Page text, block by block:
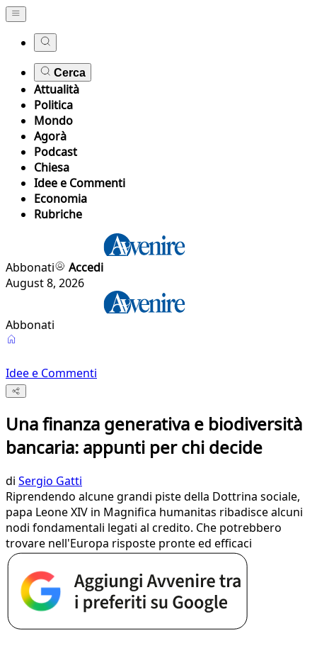
Cerca
Attualità
Politica
Mondo
Agorà
Podcast
Chiesa
Idee e Commenti
Economia
Rubriche
Abbonati
Accedi
August 8, 2026
Abbonati
Idee e Commenti
Una finanza generativa e biodiversità
bancaria: appunti per chi decide
di Sergio Gatti
Riprendendo alcune grandi piste della Dottrina sociale,
papa Leone XIV in Magnifica humanitas ribadisce alcuni
nodi fondamentali legati al credito. Che potrebbero
trovare nell'Europa risposte pronte ed efficaci